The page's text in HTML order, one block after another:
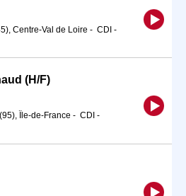
Centre-Val de Loire - CDI -
(H/F)
Île-de-France - CDI -